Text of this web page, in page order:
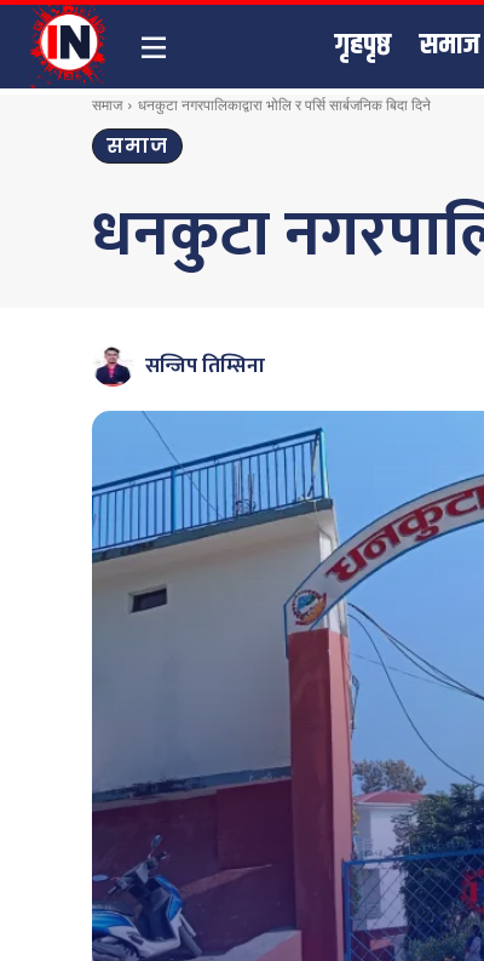
गृहपृष्ठ समाज
समाज धनकुटा नगरपालिकाद्वारा भोलि र पर्सि सार्बजनिक बिदा दिने
समाज
धनकुटा
सन्जिप तिम्सिना